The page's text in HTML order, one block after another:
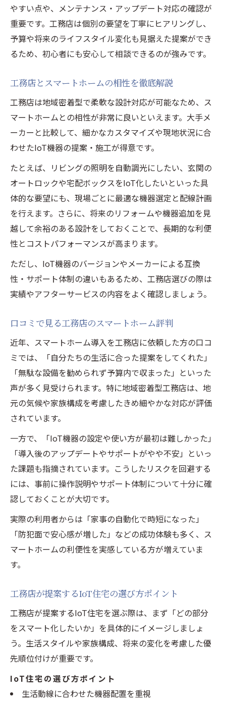
工務店で失敗しないスマートホームの判断
法
スマート家電導入の落とし穴と工務店の対
失敗を回避する工務店選びの実践知識
工務店選びで避けたいスマートホームの失
敗例
スマートホーム施工で工務店を見極める方
法
工務店の評判チェックで分かる安心ポイン
ト
実績豊富な工務店を選ぶ判断材料の集め方
口コミから学ぶ工務店スマートホーム成功
事例
工務店が提案するIoT住宅の最新事例紹介
工務店が手掛けたスマートホーム最新事例
IoT住宅の施工実績で見る工務店の強み
工務店によるスマートホーム化の成功ポイ
評判の高い工務店が生むIoT住宅の特徴
工務店の提案で変わるスマートホームの快
適性
安心して進めるスマートホーム費用の全体像
工務店でスマートホーム化する費用内訳解
説
イント
工務店提案のIoT住宅費用とメンテナンスの
考え方
スマートホーム費用を抑える工務店の工夫
やすい点や、メンテナンス・アップデート対応の確認が
重要です。工務店は個別の要望を丁寧にヒアリングし、
予算や将来のライフスタイル変化も見据えた提案ができ
るため、初心者にも安心して相談できるのが強みです。
工務店とスマートホームの相性を徹底解説
工務店は地域密着型で柔軟な設計対応が可能なため、ス
マートホームとの相性が非常に良いといえます。大手メ
ーカーと比較して、細かなカスタマイズや現地状況に合
わせたIoT機器の提案・施工が得意です。
たとえば、リビングの照明を自動調光にしたい、玄関の
オートロックや宅配ボックスをIoT化したいといった具
体的な要望にも、現場ごとに最適な機器選定と配線計画
を行えます。さらに、将来のリフォームや機器追加を見
越して余裕のある設計をしておくことで、長期的な利便
性とコストパフォーマンスが高まります。
ただし、IoT機器のバージョンやメーカーによる互換
性・サポート体制の違いもあるため、工務店選びの際は
実績やアフターサービスの内容をよく確認しましょう。
口コミで見る工務店のスマートホーム評判
近年、スマートホーム導入を工務店に依頼した方の口コ
ミでは、「自分たちの生活に合った提案をしてくれた」
「無駄な設備を勧められず予算内で収まった」といった
声が多く見受けられます。特に地域密着型工務店は、地
元の気候や家族構成を考慮したきめ細やかな対応が評価
されています。
一方で、「IoT機器の設定や使い方が最初は難しかった」
「導入後のアップデートやサポートがやや不安」といっ
た課題も指摘されています。こうしたリスクを回避する
には、事前に操作説明やサポート体制について十分に確
認しておくことが大切です。
実際の利用者からは「家事の自動化で時短になった」
「防犯面で安心感が増した」などの成功体験も多く、ス
マートホームの利便性を実感している方が増えていま
す。
工務店が提案するIoT住宅の選び方ポイント
工務店が提案するIoT住宅を選ぶ際は、まず「どの部分
をスマート化したいか」を具体的にイメージしましょ
う。生活スタイルや家族構成、将来の変化を考慮した優
先順位付けが重要です。
IoT住宅の選び方ポイント
生活動線に合わせた機器配置を重視